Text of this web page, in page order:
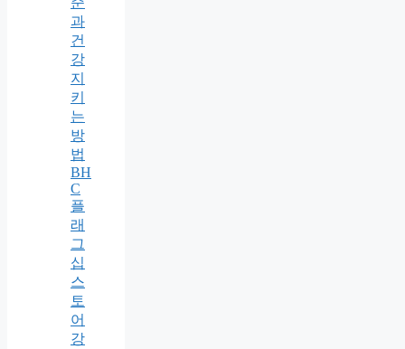
과
건
강
지
키
는
방
법
BH
C
플
래
그
십
스
토
어
강